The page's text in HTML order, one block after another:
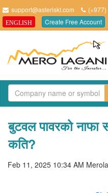
support@asteriskt.com
ENGLISH Create Free Account
बुटवल पावरको नाफा
कति?
Feb 11, 2025 10:34 AM